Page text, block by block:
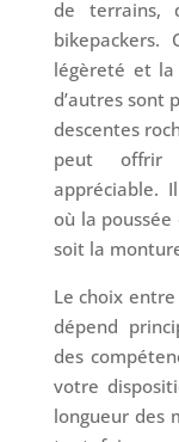
de terrains,
bikepackers.
légèreté et la
d’autres sont
descentes
peut offrir
appréciable.
où la
soit la
Le choix
dépend
des
votre
longueur des